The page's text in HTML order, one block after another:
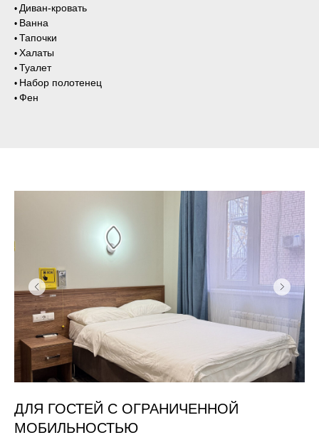
• Диван-кровать
• Ванна
• Тапочки
• Халаты
• Туалет
• Набор полотенец
• Фен
ДЛЯ ГОСТЕЙ С ОГРАНИЧЕННОЙ
МОБИЛЬНОСТЬЮ